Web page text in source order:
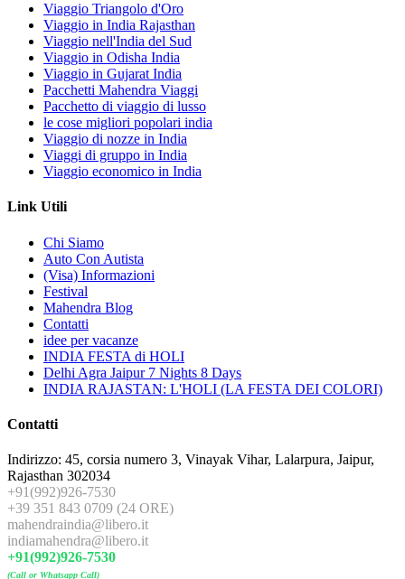
Viaggio Triangolo d'Oro
Viaggio in India Rajasthan
Viaggio nell'India del Sud
Viaggio in Odisha India
Viaggio in Gujarat India
Pacchetti Mahendra Viaggi
Pacchetto di viaggio di lusso
le cose migliori popolari india
Viaggio di nozze in India
Viaggi di gruppo in India
Viaggio economico in India
Link Utili
Chi Siamo
Auto Con Autista
(Visa) Informazioni
Festival
Mahendra Blog
Contatti
idee per vacanze
INDIA FESTA di HOLI
Delhi Agra Jaipur 7 Nights 8 Days
INDIA RAJASTAN: L'HOLI (LA FESTA DEI COLORI)
Contatti
Indirizzo: 45, corsia numero 3, Vinayak Vihar, Lalarpura, Jaipur,
Rajasthan 302034
+91(992)926-7530
+39 351 843 0709 (24 ORE)
mahendraindia@libero.it
indiamahendra@libero.it
+91(992)926-7530
(Call or Whatsapp Call)